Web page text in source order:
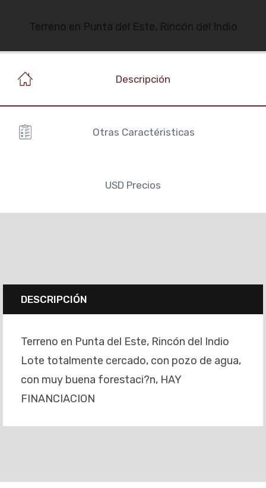
Terreno en Punta del Este, Rincón del Indio
Descripción
Otras Caractéristicas
USD Precios
DESCRIPCIÓN
Terreno en Punta del Este, Rincón del Indio
Lote totalmente cercado, con pozo de agua,
con muy buena forestaci?n, HAY
FINANCIACION